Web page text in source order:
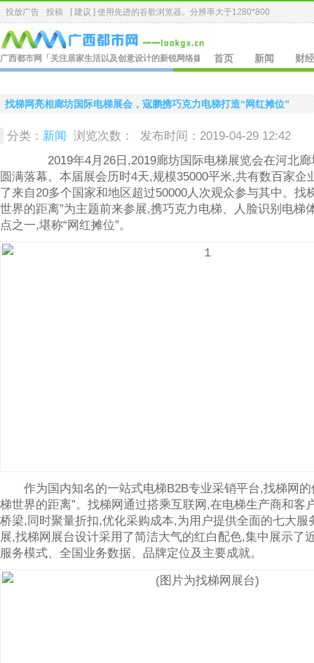
投放广告 投稿 [ 建议 ] 使用先进的谷歌浏览器。分辨率大于1280*800
广西都市网 「关注居家生活以及创意设计的新锐网络媒体.」首页 新闻 财经
找梯网亮相廊坊国际电梯展会，寇鹏携巧克力电梯打造“网红摊位”
分类： 新闻 浏览次数：
发布时间：2019-04-29 12:42
2019年4月26日,2019廊坊国际电梯展览会在河北廊
圆满落幕。本届展会历时4天,规模35000平米,共有数百家企
了来自20多个国家和地区超过50000人次观众参与其中。找
世界的距离”为主题前来参展,携巧克力电梯、人脸识别电梯
点之一,堪称“网红摊位”。
作为国内知名的一站式电梯B2B专业采销平台,找梯网的
梯世界的距离”。找梯网通过搭乘互联网,在电梯生产商和客
桥梁,同时聚量折扣,优化采购成本,为用户提供全面的七大服
展,找梯网展台设计采用了简洁大气的红白配色,集中展示了
服务模式、全国业务数据、品牌定位及主要成就。